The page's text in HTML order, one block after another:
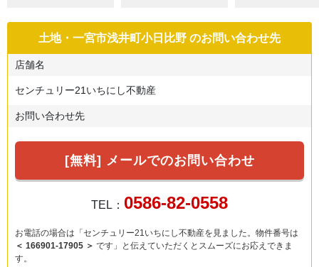
土地・一宮市浅井町小日比野 のお問い合わせ先
店舗名
センチュリー21いちにし不動産
お問い合わせ先
[無料] メールでのお問い合わせ
TEL： 0586-82-0558
お電話の場合は「センチュリー21いちにし不動産を見ました。物件番号は
＜ 166901-17905 ＞ です」と伝えていただくとスムーズにお応えできま
す。